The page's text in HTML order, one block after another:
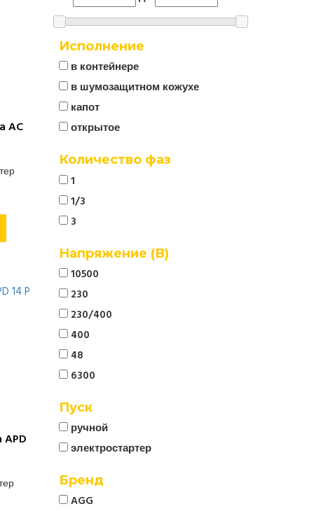
AC
Исполнение
в контейнере
в шумозащитном кожухе
капот
открытое
Количество фаз
1
1/3
3
Напряжение (В)
10500
230
230/400
400
48
6300
Пуск
ручной
электростартер
Бренд
AGG